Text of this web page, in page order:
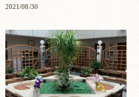
2021/08/30